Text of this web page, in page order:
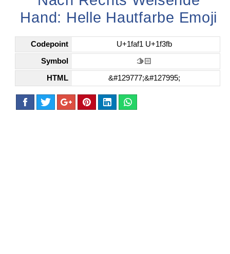
Hand: Helle Hautfarbe Emoji
Codepoint U+1faf1 U+1f3fb
Symbol 🫱🏻
HTML &#129777;&#127995;